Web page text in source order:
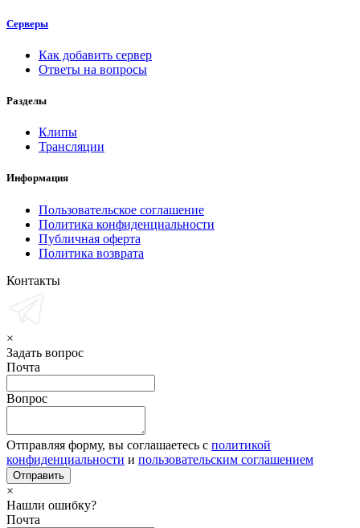
Серверы
Как добавить сервер
Ответы на вопросы
Разделы
Клипы
Трансляции
Информация
Пользовательское соглашение
Политика конфиденциальности
Публичная оферта
Политика возврата
Контакты
×
Задать вопрос
Почта
Вопрос
Отправляя форму, вы соглашаетесь с политикой
конфиденциальности и пользовательским соглашением
×
Нашли ошибку?
Почта